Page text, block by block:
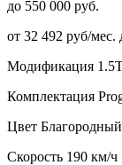
до 550 000 руб.
от 32 492 руб/мес.
Модификация
Комплектация
Цвет
Скорость 190 км/ч